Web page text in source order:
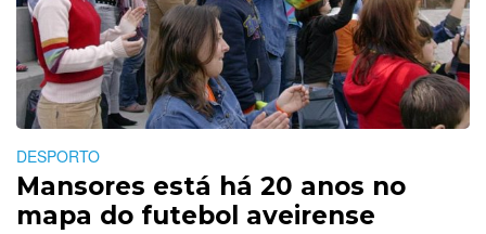
DESPORTO
Mansores está há 20 anos no
mapa do futebol aveirense